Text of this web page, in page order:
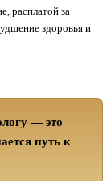
расплатой за
здоровья и
— это
путь к